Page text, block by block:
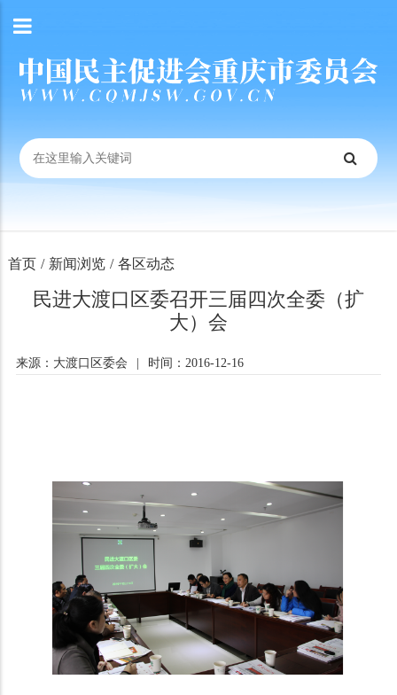
首页 / 新闻浏览 / 各区动态
民进大渡口区委召开三届四次全委（扩
大）会
来源：大渡口区委会 时间：2016-12-16